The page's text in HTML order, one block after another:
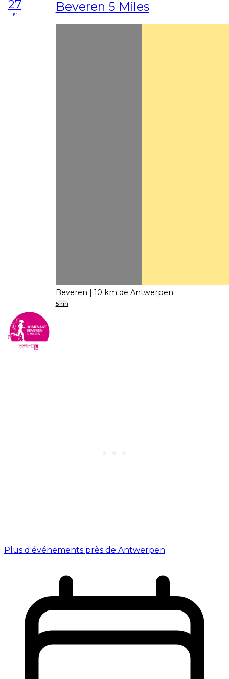
27
je Beveren 5 Miles
Beveren | 10 km de Antwerpen
5 mi
Plus d'événements près de Antwerpen